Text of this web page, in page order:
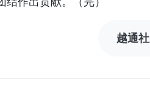
越通社